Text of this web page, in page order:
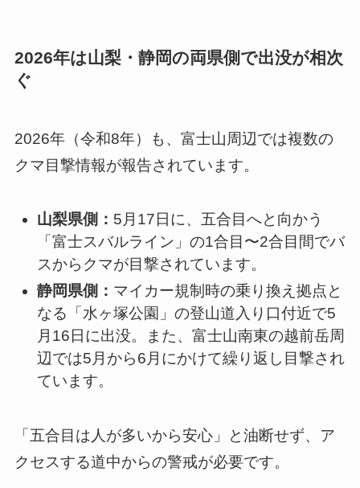
2026年は山梨・静岡の両県側で出没が相次
ぐ
2026年（令和8年）も、富士山周辺では複数の
クマ目撃情報が報告されています。
山梨県側： 5月17日に、五合目へと向かう
「富士スバルライン」の1合目〜2合目間でバ
スからクマが目撃されています。
静岡県側： マイカー規制時の乗り換え拠点と
なる「水ヶ塚公園」の登山道入り口付近で5
月16日に出没。また、富士山南東の越前岳周
辺では5月から6月にかけて繰り返し目撃され
ています。
「五合目は人が多いから安心」と油断せず、ア
クセスする道中からの警戒が必要です。